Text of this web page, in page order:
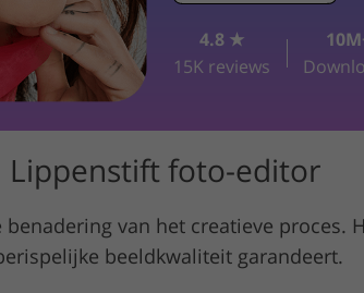
AI-trainingsgegevens
4.8 ★
15K reviews
Lippenstift foto-editor
van het creatieve proces.
beeldkwaliteit garandeert.